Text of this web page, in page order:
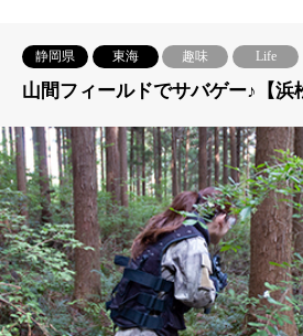
静岡県 東海 趣味 Life
山間フィールドでサバゲー♪【浜